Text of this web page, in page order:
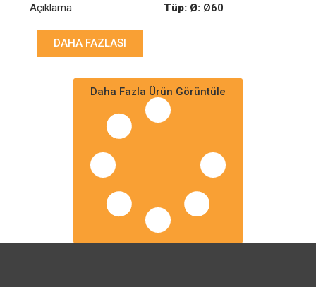
6593501006
Açıklama Tüp: Ø: Ø60
DAHA FAZLASI
Daha Fazla Ürün Görüntüle